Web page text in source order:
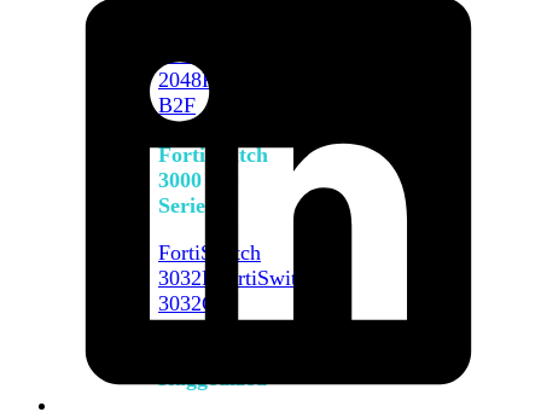
2048F-
B2F
FortiSwitch
3000
Series
FortiSwitch
3032E
FortiSwitch
3032G
Ruggedized